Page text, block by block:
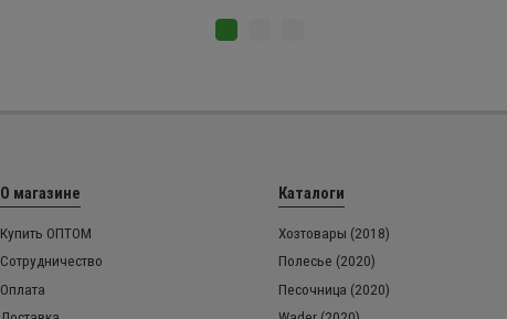
О магазине
Купить ОПТОМ
Сотрудничество
Оплата
Каталоги
Хозтовары (2018)
Полесье (2020)
Песочница (2020)